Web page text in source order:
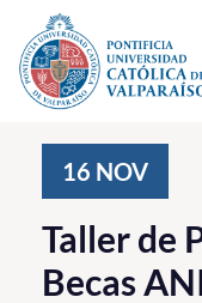
Click acá para ir
Investigación,
PUCV Internacional
Vinculación con el
16 NOV
Taller de
Becas